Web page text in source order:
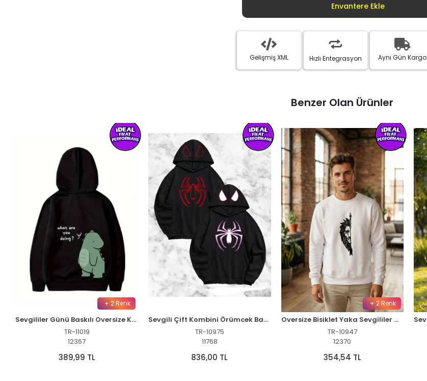
Envantere Ekle
Gelişmiş XML Hızlı Entegrasyon Aynı Gün Kargo
Benzer Olan Ürünler
+ 2 Renk
Sevgililer Günü Baskılı Oversize Kapüşonlu Sweatshirt Hoodie - Siyah
TR-11019
12367
389,99 TL
Sevgili Çift Kombini Örümcek Baskılı Kapüşonlu Sweatshirt Hoodie - Siyah
TR-10975
11768
836,00 TL
+ 2 Renk
Oversize Bisiklet Yaka Sevgililer Günü Baskılı Sweatshirt - Beyaz
TR-10947
12370
354,54 TL